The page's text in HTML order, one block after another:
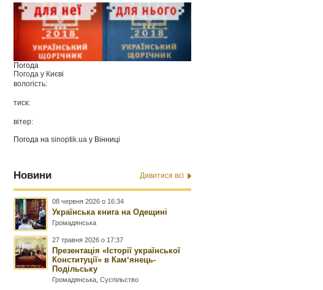
Погода
Погода у Києві
вологість:
тиск:
вітер:
Погода наsinoptik.ua у Вінниці
Новини Дивитися всі
08 червня 2026 о 16:34
Українська книга на Одещині
Громадянська
27 травня 2026 о 17:37
Презентація «Історії української
Конституції» в Камʼянець-
Подільську
Громадянська ,Суспільство